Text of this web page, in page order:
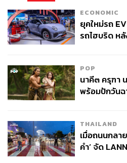
ECONOMIC
ยุคใหม่รถ
รถไฮบริด ห
POP
นาคี๓ ครุฑา
พร้อมปักวันฉ
THAILAND
เมื่อถนนกลา
คำ’ จัด